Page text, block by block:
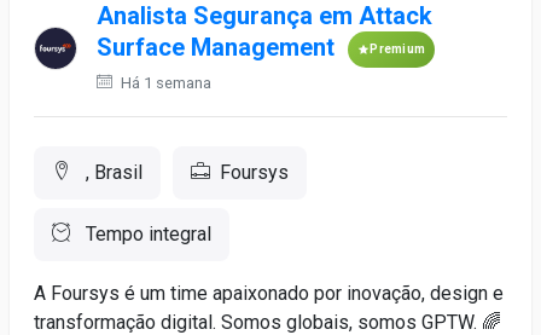
Analista Segurança em Attack
Surface Management
Premium
Há 1 semana
, Brasil Foursys
Tempo integral
A Foursys é um time apaixonado por inovação, design e
transformação digital. Somos globais, somos GPTW. 🌈